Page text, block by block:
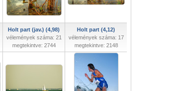
Holt part (jav.) (4,98)
vélemények száma: 21
megtekintve: 2744
Holt part (4,12)
vélemények száma: 17
megtekintve: 2148